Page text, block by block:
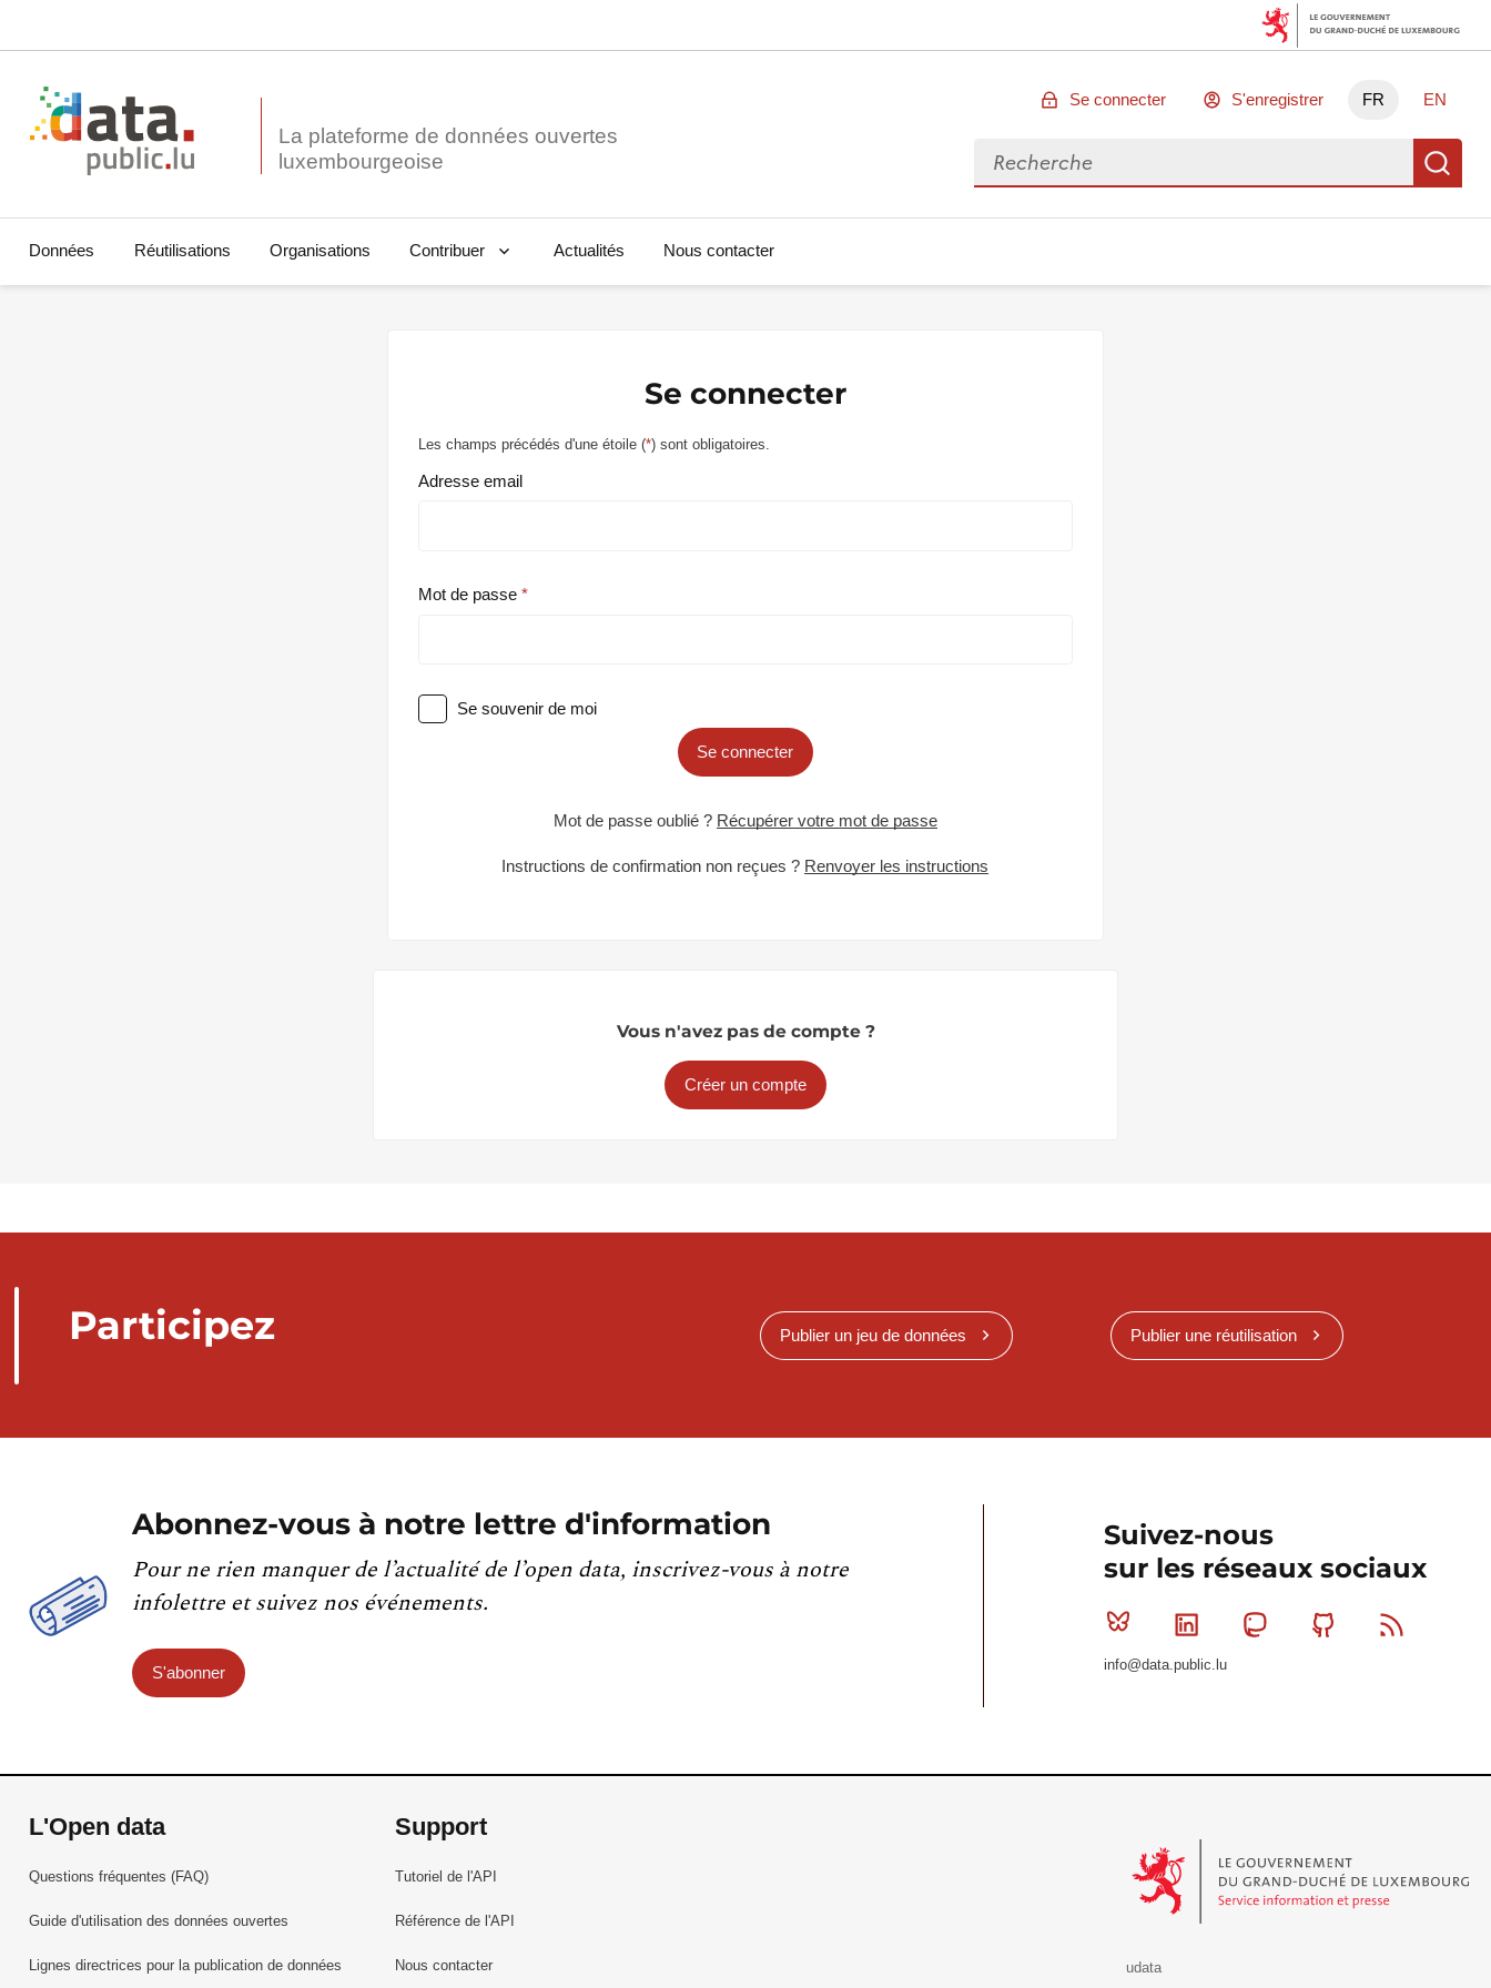
La plateforme de données ouvertes
Se connecter S'enregistrer FR EN
Rechercher des données
Données Réutilisations Organisations Contribuer Actualités Nous contacter
Se connecter
Les champs précédés d'une étoile (*) sont obligatoires.
Adresse email
Mot de passe
Se souvenir de moi
Se connecter
Mot de passe oublié ? Récupérer votre mot de passe
Instructions de confirmation non reçues ? Renvoyer les instructions
Vous n'avez pas de compte ?
Créer un compte
Participez Publier un jeu de données Publier une réutilisation
Abonnez-vous à notre lettre d'information
Pour ne rien manquer de l’actualité de l’open data, inscrivez-vous à notre
infolettre et suivez nos événements.
S'abonner
Suivez-nous
sur les réseaux sociaux
Bluesky Linkedin MastodonGithub
info@data.public.lu
L'Open data
Questions fréquentes (FAQ)
Guide d'utilisation des données ouvertes
Lignes directrices pour la publication de données
Support
Tutoriel de l'API
Référence de l'API
Nous contacter
udata